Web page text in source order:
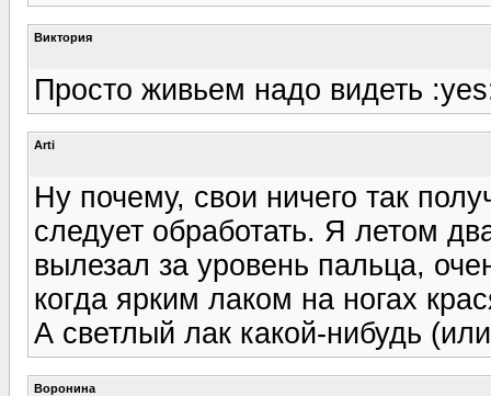
Виктория
Просто живьем надо видеть
Arti
Ну почему, свои ничего так
следует обработать. Я летом
вылезал за уровень пальца,
когда ярким лаком на ногах
А светлый лак какой-нибудь
Воронина